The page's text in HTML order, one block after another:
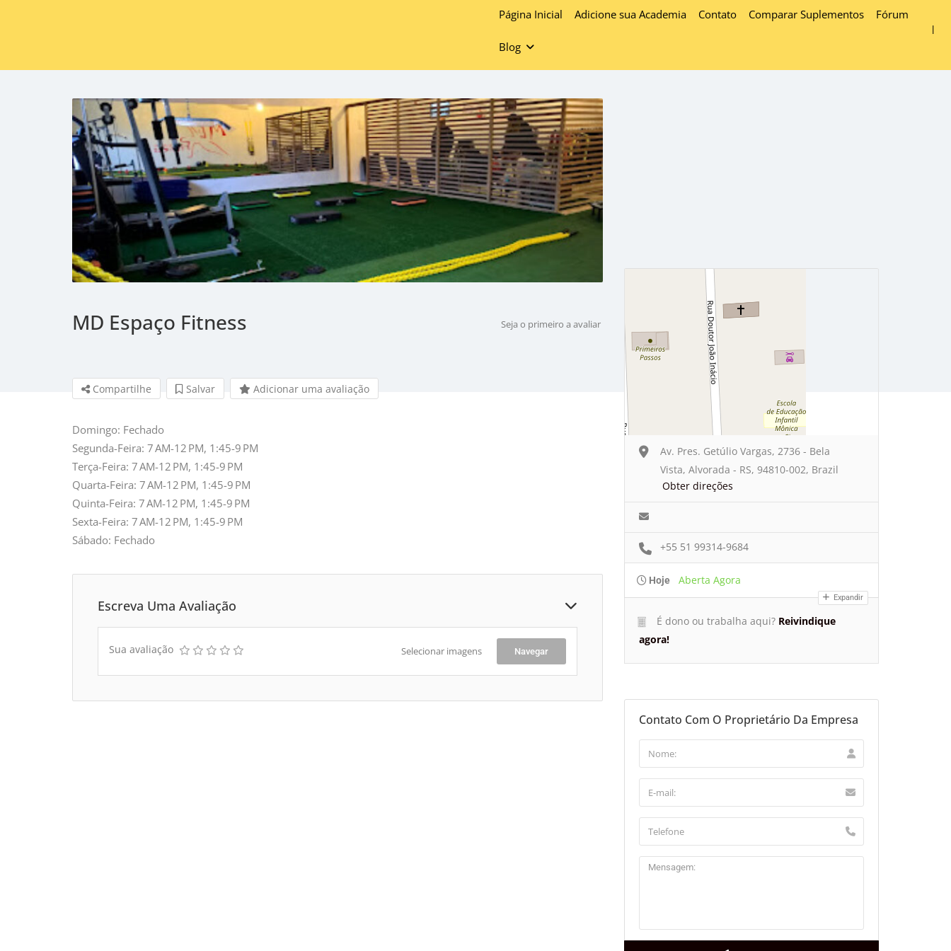
Página Inicial Adicione sua Academia Contato Comparar Suplementos Fórum
Blog
MD Espaço Fitness Seja o primeiro a avaliar
Compartilhe Salvar Adicionar uma avaliação
Domingo: Fechado
Segunda-Feira: 7 AM-12 PM, 1:45-9 PM
Terça-Feira: 7 AM-12 PM, 1:45-9 PM
Quarta-Feira: 7 AM-12 PM, 1:45-9 PM
Quinta-Feira: 7 AM-12 PM, 1:45-9 PM
Sexta-Feira: 7 AM-12 PM, 1:45-9 PM
Sábado: Fechado
Escreva Uma Avaliação
Sua avaliação Selecionar imagens Navegar
Av. Pres. Getúlio Vargas, 2736 - Bela
Vista, Alvorada - RS, 94810-002, Brazil
Obter direções
+55 51 99314-9684
Hoje Aberta Agora
Expandir
É dono ou trabalha aqui? Reivindique
agora!
Contato Com O Proprietário Da Empresa